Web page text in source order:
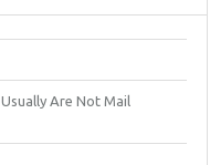
Are Not Mail